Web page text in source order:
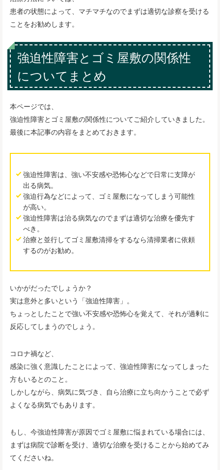
患者の状態によって、マチマチなのでまずは適切な診察を受ける
ことをお勧めします。
強迫性障害とゴミ屋敷の関係性
についてまとめ
本ページでは、
強迫性障害とゴミ屋敷の関係性についてご紹介していきました。
最後に本記事の内容をまとめておきます。
強迫性障害は、強い不安感や恐怖心などで日常に支障が
出る病気。
強迫行為などによって、ゴミ屋敷になってしまう可能性
が高い。
強迫性障害は治る病気なのでまずは適切な治療を優先す
べき。
治療と並行してゴミ屋敷清掃をするなら清掃業者に依頼
するのがお勧め。
いかがだったでしょうか？
実は意外と多いという「強迫性障害」。
ちょっとしたことで強い不安感や恐怖心を覚えて、それが過剰に
反応してしまうのでしょう。
コロナ禍など、
感染に強く意識したことによって、強迫性障害になってしまった
方もいるとのこと。
しかしながら、病気に気づき、自ら治療に立ち向かうことで必ず
よくなる病気でもあります。
もし、今強迫性障害が原因でゴミ屋敷に悩まれている場合には、
まずは病院で診断を受け、適切な治療を受けることから始めてみ
てくださいね。